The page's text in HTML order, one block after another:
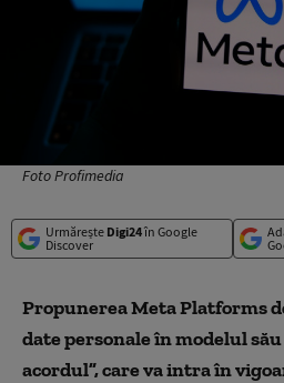
Foto Profimedia
Urmărește Digi24în Google
Discover
Propunerea Meta Platforms
date personale în modelul
acordul”, care va intra în